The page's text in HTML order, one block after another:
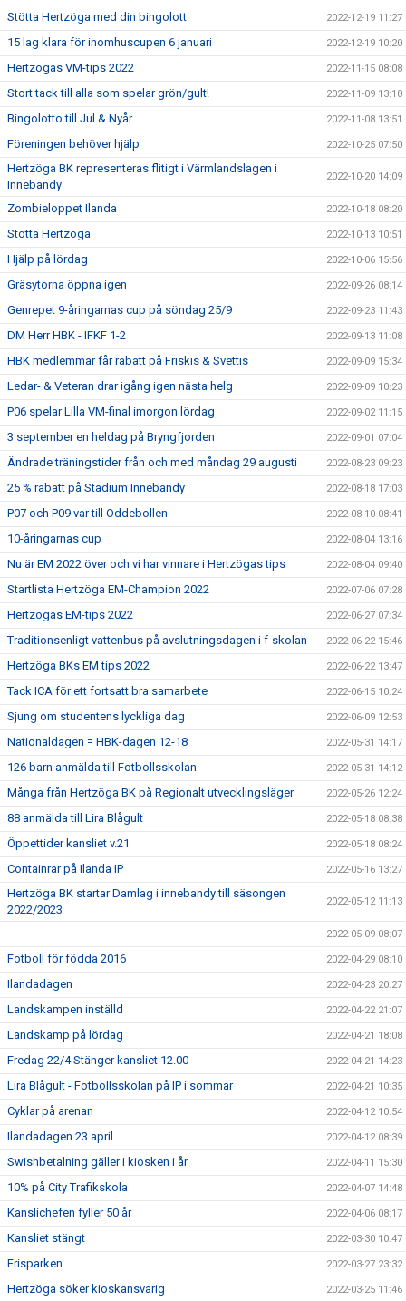
Stötta Hertzöga med din bingolott 2022-12-19 11:27
15 lag klara för inomhuscupen 6 januari 2022-12-19 10:20
Hertzögas VM-tips 2022 2022-11-15 08:08
Stort tack till alla som spelar grön/gult! 2022-11-09 13:10
Bingolotto till Jul & Nyår 2022-11-08 13:51
Föreningen behöver hjälp 2022-10-25 07:50
Hertzöga BK representeras flitigt i Värmlandslagen i
Innebandy
2022-10-20 14:09
Zombieloppet Ilanda 2022-10-18 08:20
Stötta Hertzöga 2022-10-13 10:51
Hjälp på lördag 2022-10-06 15:56
Gräsytorna öppna igen 2022-09-26 08:14
Genrepet 9-åringarnas cup på söndag 25/9 2022-09-23 11:43
DM Herr HBK - IFKF 1-2 2022-09-13 11:08
HBK medlemmar får rabatt på Friskis & Svettis 2022-09-09 15:34
Ledar- & Veteran drar igång igen nästa helg 2022-09-09 10:23
P06 spelar Lilla VM-final imorgon lördag 2022-09-02 11:15
3 september en heldag på Bryngfjorden 2022-09-01 07:04
Ändrade träningstider från och med måndag 29 augusti 2022-08-23 09:23
25 % rabatt på Stadium Innebandy 2022-08-18 17:03
P07 och P09 var till Oddebollen 2022-08-10 08:41
10-åringarnas cup 2022-08-04 13:16
Nu är EM 2022 över och vi har vinnare i Hertzögas tips 2022-08-04 09:40
Startlista Hertzöga EM-Champion 2022 2022-07-06 07:28
Hertzögas EM-tips 2022 2022-06-27 07:34
Traditionsenligt vattenbus på avslutningsdagen i f-skolan 2022-06-22 15:46
Hertzöga BKs EM tips 2022 2022-06-22 13:47
Tack ICA för ett fortsatt bra samarbete 2022-06-15 10:24
Sjung om studentens lyckliga dag 2022-06-09 12:53
Nationaldagen = HBK-dagen 12-18 2022-05-31 14:17
126 barn anmälda till Fotbollsskolan 2022-05-31 14:12
Många från Hertzöga BK på Regionalt utvecklingsläger 2022-05-26 12:24
88 anmälda till Lira Blågult 2022-05-18 08:38
Öppettider kansliet v.21 2022-05-18 08:24
Containrar på Ilanda IP 2022-05-16 13:27
Hertzöga BK startar Damlag i innebandy till säsongen
2022/2023
2022-05-12 11:13
2022-05-09 08:07
Fotboll för födda 2016 2022-04-29 08:10
Ilandadagen 2022-04-23 20:27
Landskampen inställd 2022-04-22 21:07
Landskamp på lördag 2022-04-21 18:08
Fredag 22/4 Stänger kansliet 12.00 2022-04-21 14:23
Lira Blågult - Fotbollsskolan på IP i sommar 2022-04-21 10:35
Cyklar på arenan 2022-04-12 10:54
Ilandadagen 23 april 2022-04-12 08:39
Swishbetalning gäller i kiosken i år 2022-04-11 15:30
10% på City Trafikskola 2022-04-07 14:48
Kanslichefen fyller 50 år 2022-04-06 08:17
Kansliet stängt 2022-03-30 10:47
Frisparken 2022-03-27 23:32
Hertzöga söker kioskansvarig 2022-03-25 11:46